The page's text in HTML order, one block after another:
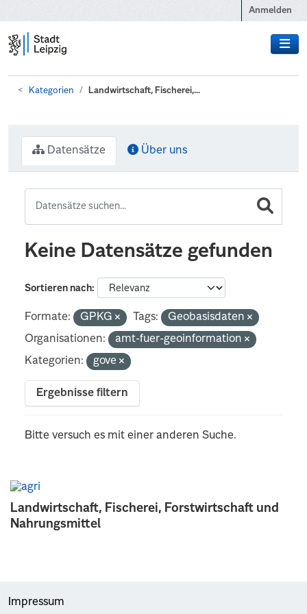
Anmelden
Kategorien Landwirtschaft, Fischerei,...
Landwirtschaft, Fischerei, Forstwirtschaft und
Nahrungsmittel
Datensätze Über uns
Keine Datensätze gefunden
Sortieren nach
Formate: GPKG Tags:
Geobasisdaten
Organisationen:
amt-fuer-geoinformation
Kategorien:
gove
Ergebnisse filtern
Bitte versuch es mit einer anderen Suche.
Impressum